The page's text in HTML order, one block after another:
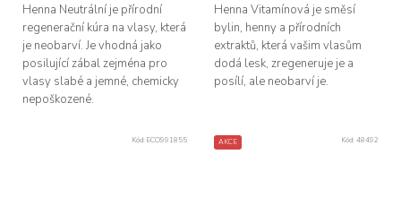
Henna Neutrální je přírodní
regenerační kúra na vlasy, která
je neobarví. Je vhodná jako
posilující zábal zejména pro
vlasy slabé a jemné, chemicky
nepoškozené.
Henna Vitamínová je směsí
bylin, henny a přírodních
extraktů, která vašim vlasům
dodá lesk, zregeneruje je a
posílí, ale neobarví je.
Kód: ECO991855 AKCE Kód: 48492